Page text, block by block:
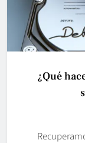
¿Qué